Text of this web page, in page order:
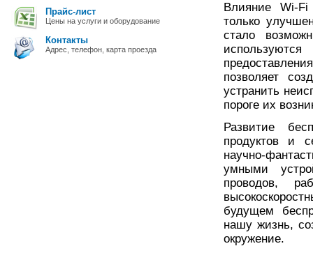
Прайс-лист
Цены на услуги и оборудование
Контакты
Адрес, телефон, карта проезда
Влияние Wi-Fi
только
стало
позволяет
устранить
пороге их
Развитие
продуктов и
научно-
умными
проводов,
будущем
нашу жизнь,
окружение.